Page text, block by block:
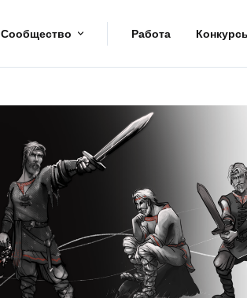
Сообщество Работа